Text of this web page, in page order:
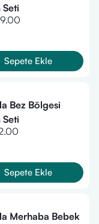
Seti
Sepete Ekle
Bez Bölgesi
Seti
Sepete Ekle
Merhaba Bebek